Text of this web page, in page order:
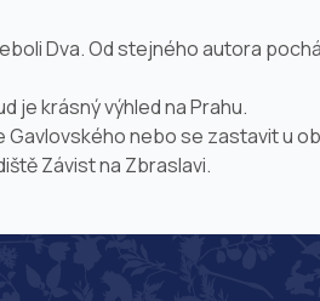
Dva. Od stejného autora
je krásný výhled na Prahu.
Gavlovského nebo se zastavit u
Závist na Zbraslavi.